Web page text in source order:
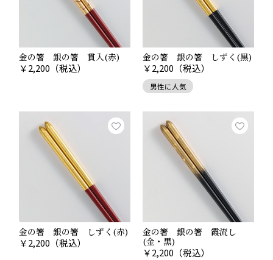
金の箸 銀の箸 貫入(赤)
￥2,200 （税込）
金の箸 銀の箸 しずく(黒)
￥2,200 （税込）
男性に人気
金の箸 銀の箸 しずく(赤)
￥2,200 （税込）
金の箸 銀の箸 霞流し
(金・黒)
￥2,200 （税込）